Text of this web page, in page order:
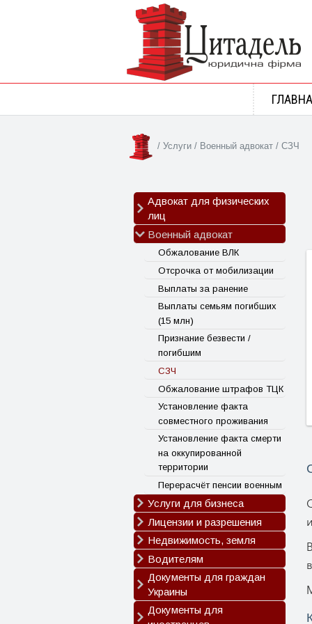
/ Услуги / Военный адвокат / СЗЧ
Адвокат для физических
лиц
Семейные споры
Наследственные споры
Трудовые споры
ДТП
Адвокат по статье 130
Уголовный адвокат
Недвижимость и земельные
споры
Споры с банками и
госорганами
Банкротство физических
лиц
Военный адвокат
Обжалование ВЛК
Отсрочка от мобилизации
Выплаты за ранение
Выплаты семьям погибших
(15 млн)
Признание безвести /
погибшим
СЗЧ
Обжалование штрафов ТЦК
Установление факта
совместного проживания
Установление факта смерти
на оккупированной
территории
Перерасчёт пенсии военным
Услуги для бизнеса
Регистрация ООО
Регистрация ФЛП
Внесение изменений ООО
Внесение изменений ФЛП
Ликвидация ООО
Ликвидация ФЛП
Лицензии и разрешения
Лицензия на топливо
Лицензия на перевозки
Лицензия на розничную
торговлю алкоголем
Лицензия на розничную
Недвижимость, земля
Приватизация недвижимости
Сопровождение сделок с
недвижимостью
Приватизация земли,
Водителям
Чип-карта водителя
Код 95
Документы для граждан
Украины
Оформление и
Документы для